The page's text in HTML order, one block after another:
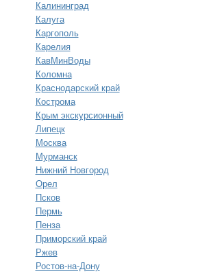
Калининград
Калуга
Каргополь
Карелия
КавМинВоды
Коломна
Краснодарский край
Кострома
Крым экскурсионный
Липецк
Москва
Мурманск
Нижний Новгород
Орел
Псков
Пермь
Пенза
Приморский край
Ржев
Ростов-на-Дону